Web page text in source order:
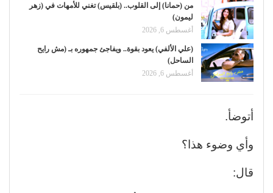
من (حمانا) إلى القلوب.. (بلقيس) تغني للأمهات في (زهر
ليمون)
أغسطس 6, 2026
(علي الألفي) يعود بقوة.. ويفاجئ جمهوره بـ (مش رايح
الساحل)
أغسطس 6, 2026
أتوضأ.
وأي وضوء هذا؟
قال: